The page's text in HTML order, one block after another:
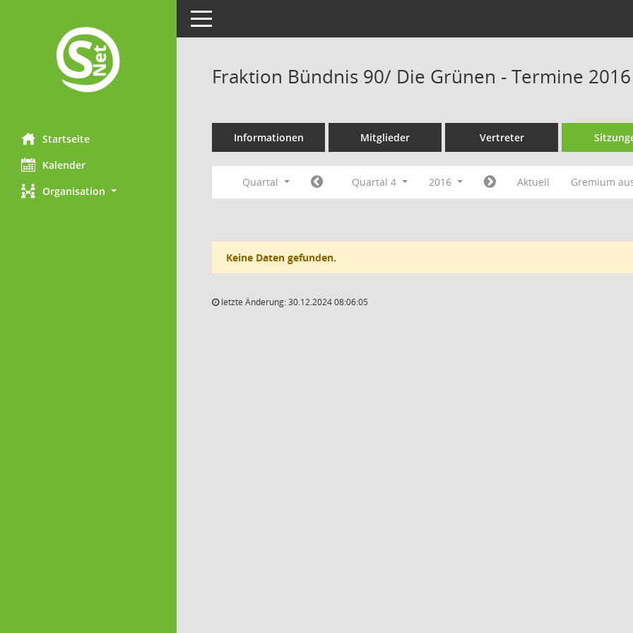
Startseite
Kalender
Organisation
Toggle navigation
Fraktion Bündnis 90/ Die Grünen - Termine 2016
Informationen Mitglieder Vertreter
Quartal Quartal 4 2016 Aktuell Gremium
Keine Daten gefunden.
letzte Änderung: 30.12.2024 08:06:05